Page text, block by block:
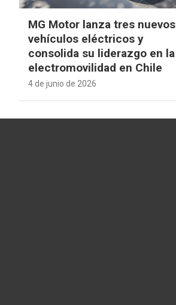
MG Motor lanza tres nuevos
vehículos eléctricos y
consolida su liderazgo en la
electromovilidad en Chile
4 de junio de 2026